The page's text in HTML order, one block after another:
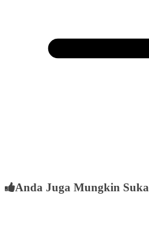
Anda Juga Mungkin Suka